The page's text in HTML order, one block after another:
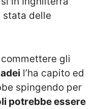
stata delle
gli
l’ha capito ed
spingendo per
potrebbe essere